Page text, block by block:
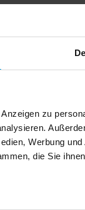
zu
Werbung
die Sie